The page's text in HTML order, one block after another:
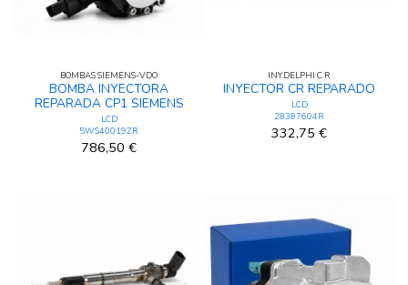
BOMBAS SIEMENS-VDO
BOMBA INYECTORA
REPARADA CP1 SIEMENS
LCD
5WS40019ZR
786,50 €
INY.DELPHI C.R
INYECTOR CR REPARADO
LCD
28387604R
332,75 €